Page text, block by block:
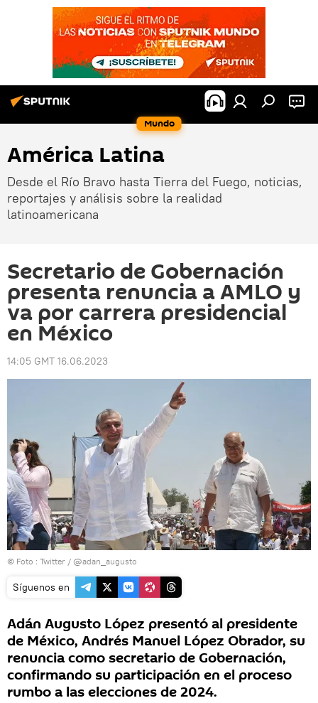
Mundo
América Latina
Desde el Río Bravo hasta Tierra del Fuego, noticias,
reportajes y análisis sobre la realidad
latinoamericana
Secretario de Gobernación
presenta renuncia a AMLO y
va por carrera presidencial
en México
14:05 GMT 16.06.2023
© Foto : Twitter / @adan_augusto
Síguenos en
Adán Augusto López presentó al presidente
de México, Andrés Manuel López Obrador, su
renuncia como secretario de Gobernación,
confirmando su participación en el proceso
rumbo a las elecciones de 2024.